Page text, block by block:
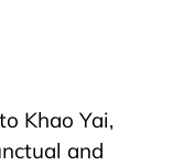
Khao Yai,
and